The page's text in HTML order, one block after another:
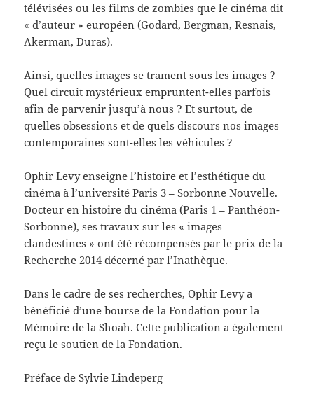
télévisées ou les films de zombies que le cinéma dit
« d’auteur » européen (Godard, Bergman, Resnais,
Akerman, Duras).
Ainsi, quelles images se trament sous les images ?
Quel circuit mystérieux empruntent-elles parfois
afin de parvenir jusqu’à nous ? Et surtout, de
quelles obsessions et de quels discours nos images
contemporaines sont-elles les véhicules ?
Ophir Levy enseigne l’histoire et l’esthétique du
cinéma à l’université Paris 3 – Sorbonne Nouvelle.
Docteur en histoire du cinéma (Paris 1 – Panthéon-
Sorbonne), ses travaux sur les « images
clandestines » ont été récompensés par le prix de la
Recherche 2014 décerné par l’Inathèque.
Dans le cadre de ses recherches, Ophir Levy a
bénéficié d’une bourse de la Fondation pour la
Mémoire de la Shoah. Cette publication a également
reçu le soutien de la Fondation.
Préface de Sylvie Lindeperg